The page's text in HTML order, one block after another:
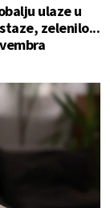
ulaze u
zelenilo...